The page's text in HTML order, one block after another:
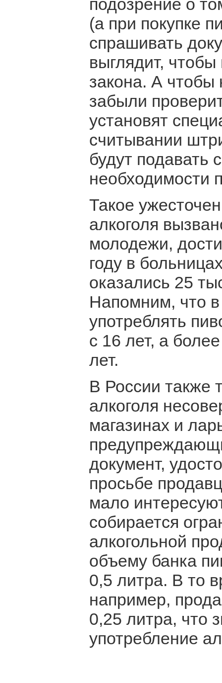
подозрение о
(а при покупке
спрашивать
выглядит,
закона. А чтобы
забыли
установят
считывании
будут подавать
необходимости
Такое
алкоголя
молодежи,
году в
оказались 25
Напомним, что в
употреблять
с 16 лет, а
лет.
В России также
алкоголя
магазинах и
документ,
просьбе
мало
собирается
алкогольной
объему банка
0,5 литра. В то
например,
0,25 литра, что
употребление